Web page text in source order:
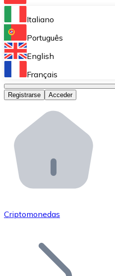
Bitnovo Ramp
Integra nuestra solución
Bitnovo Giftcards
Bitnovo OTC
Bitnovo ATM
Integra un ATM
Bitnovo API
Integra nuestra API en tu
Únete a nuestra red de
Añade tu proyecto a
Italiano
Português
English
Français
Registrarse Acceder
Criptomonedas